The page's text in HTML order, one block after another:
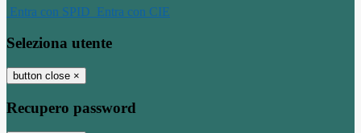
Entra con SPID Entra con CIE
Seleziona utente
button close ×
Recupero password